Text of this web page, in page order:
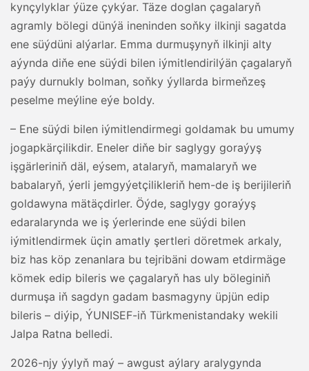
kynçylyklar ýüze çykýar. Täze doglan çagalaryň
agramly bölegi dünýä ineninden soňky ilkinji sagatda
ene süýdüni alýarlar. Emma durmuşynyň ilkinji alty
aýynda diňe ene süýdi bilen iýmitlendirilýän çagalaryň
paýy durnukly bolman, soňky ýyllarda birmeňzeş
peselme meýline eýe boldy.
– Ene süýdi bilen iýmitlendirmegi goldamak bu umumy
jogapkärçilikdir. Eneler diňe bir saglygy goraýyş
işgärleriniň däl, eýsem, atalaryň, mamalaryň we
babalaryň, ýerli jemgyýetçilikleriň hem-de iş berijileriň
goldawyna mätäçdirler. Öýde, saglygy goraýyş
edaralarynda we iş ýerlerinde ene süýdi bilen
iýmitlendirmek üçin amatly şertleri döretmek arkaly,
biz has köp zenanlara bu tejribäni dowam etdirmäge
kömek edip bileris we çagalaryň has uly böleginiň
durmuşa iň sagdyn gadam basmagyny üpjün edip
bileris – diýip, ÝUNISEF-iň Türkmenistandaky wekili
Jalpa Ratna belledi.
2026-njy ýylyň maý – awgust aýlary aralygynda